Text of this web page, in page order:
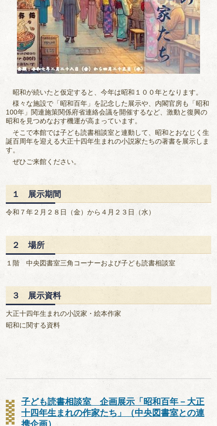
昭和が続いたと仮定すると、今年は昭和１００年となります。
様々な施設で「昭和百年」を記念した展示や、内閣官房も「昭和
100年」関連施策関係府省連絡会議を開催するなど、激動と復興の
昭和を見つめなおす機運が高まっています。
そこで本館では子ども読書相談室と連動して、昭和とおなじく生
誕百周年を迎える大正十四年生まれの小説家たちの著書を展示しま
す。
ぜひご来館ください。
１ 展示期間
令和７年２月２８日（金）から４月２３日（水）
２ 場所
１階 中央図書室三角コーナーおよび子ども読書相談室
３ 展示資料
大正十四年生まれの小説家・絵本作家
昭和に関する資料
子ども読書相談室 企画展示「昭和百年－大正
十四年生まれの作家たち」（中央図書室との連
携企画）